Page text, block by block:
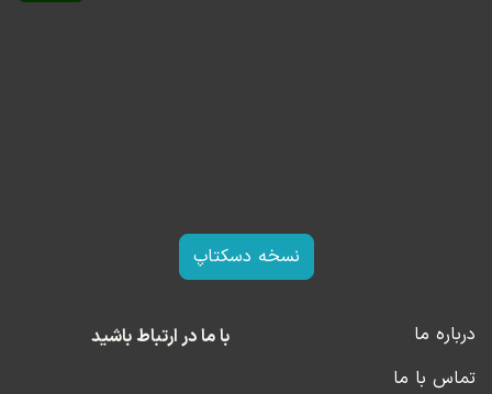
نسخه دسکتاپ
درباره ما
تماس با ما
با ما در ارتباط باشید